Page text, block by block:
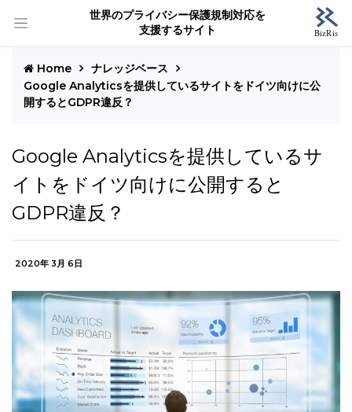
世界のプライバシー保護規制対応を
支援するサイト
Home
ナレッジベース
Google Analyticsを提供しているサイトをドイツ向けに公
開するとGDPR違反？
Google Analyticsを提供しているサ
イトをドイツ向けに公開すると
GDPR違反？
2020年 3月 6日